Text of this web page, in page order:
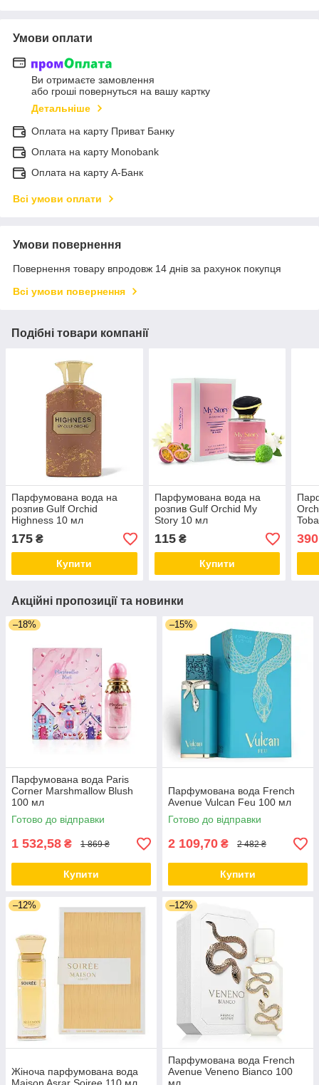
Умови оплати
Ви отримаєте замовлення
або гроші повернуться на вашу картку
Детальніше
Оплата на карту Приват Банку
Оплата на карту Monobank
Оплата на карту А-Банк
Всі умови оплати
Умови повернення
Повернення товару впродовж 14 днів за рахунок покупця
Всі умови повернення
Подібні товари компанії
Парфумована вода на
розпив Gulf Orchid
Highness 10 мл
175 ₴
Купити
Парфумована вода на
розпив Gulf Orchid My
Story 10 мл
115₴
Купити
390
Акційні пропозиції та новинки
–18%
Парфумована вода Paris
Corner Marshmallow Blush
100 мл
Готово до відправки
1 532,58 ₴ 1 869 ₴
Купити
–15%
Парфумована вода French
Avenue Vulcan Feu 100 мл
Готово до відправки
2 109,70 ₴ 2 482 ₴
Купити
–12%
Жіноча парфумована вода
–12%
Парфумована вода French
Avenue Veneno Bianco 100